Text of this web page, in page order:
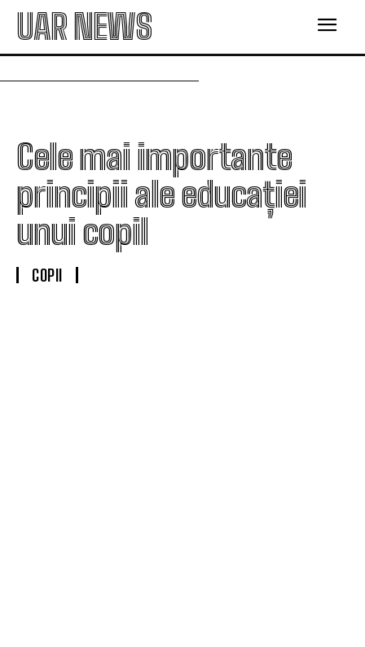
UAR NEWS
Cele mai importante
principii ale educației
unui copil
COPII